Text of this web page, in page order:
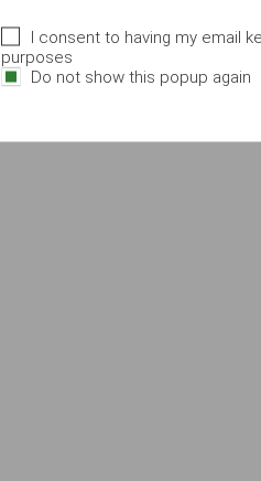
I consent to having my email
purposes
Do not show this popup again